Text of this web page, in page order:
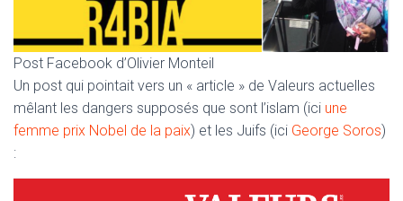
Post Facebook d’Olivier Monteil
Un post qui pointait vers un « article » de Valeurs actuelles
mêlant les dangers supposés que sont l’islam (ici une
femme prix Nobel de la paix) et les Juifs (ici George Soros)
: